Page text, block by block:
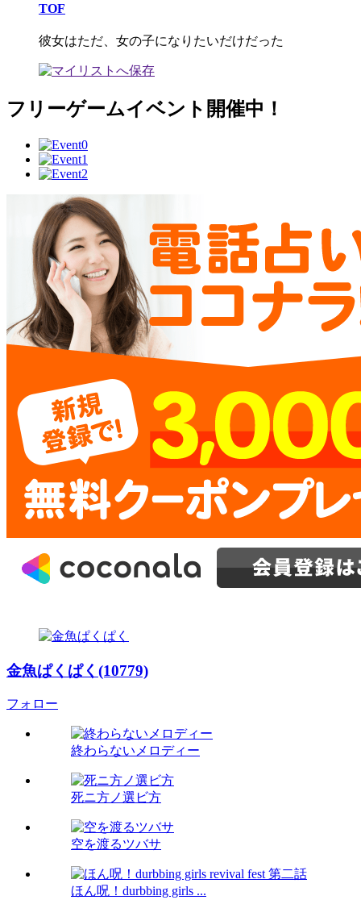
TOF
彼女はただ、女の子になりたいだけだった
フリーゲームイベント開催中！
金魚ぱくぱく(10779)
フォロー
終わらないメロディー
死ニ方ノ選ビ方
空を渡るツバサ
ほん呪！durbbing girls ...